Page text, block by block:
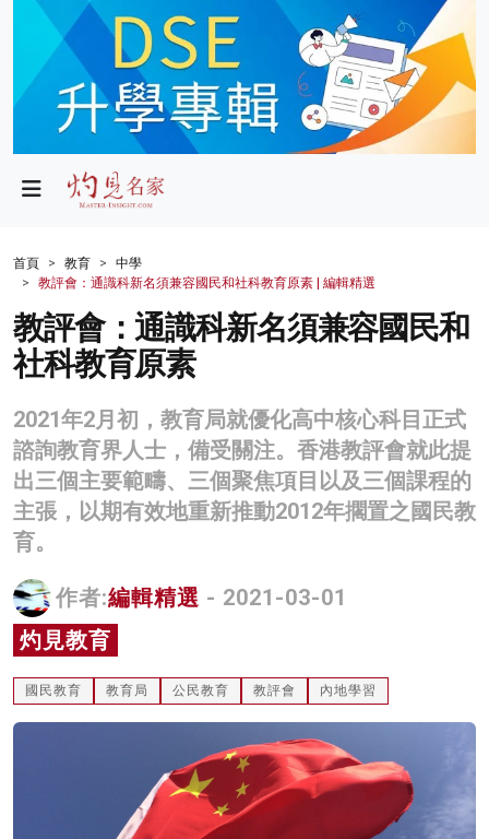
政局
財經
生活
健康
商業
科技
影片
名家榜
關於我們
首頁 教育
中學
教評會：通識科新名須兼容國民和社科教育原素 | 編輯精選
教評會：通識科新名須兼容國民和
社科教育原素
2021年2月初，教育局就優化高中核心科目正式
諮詢教育界人士，備受關注。香港教評會就此提
出三個主要範疇、三個聚焦項目以及三個課程的
主張，以期有效地重新推動2012年擱置之國民教
育。
作者:編輯精選 - 2021-03-01
灼見教育
國民教育 教育局 公民教育 教評會 內地學習